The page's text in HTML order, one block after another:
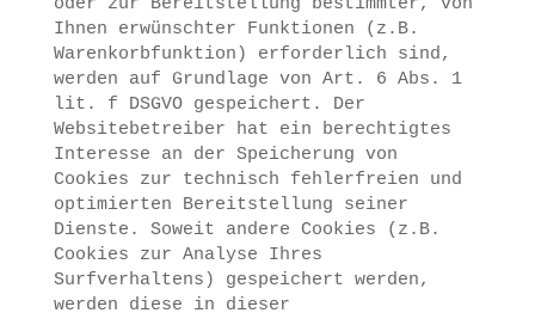
oder zur Bereitstellung bestimmter, von
Ihnen erwünschter Funktionen (z.B.
Warenkorbfunktion) erforderlich sind,
werden auf Grundlage von Art. 6 Abs. 1
lit. f DSGVO gespeichert. Der
Websitebetreiber hat ein berechtigtes
Interesse an der Speicherung von
Cookies zur technisch fehlerfreien und
optimierten Bereitstellung seiner
Dienste. Soweit andere Cookies (z.B.
Cookies zur Analyse Ihres
Surfverhaltens) gespeichert werden,
werden diese in dieser